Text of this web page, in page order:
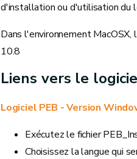
d'installation ou d'utilisation du
Dans l'environnement
10.8
Liens vers le
Logiciel PEB - Version
Exécutez le fichier
Choisissez la langue qui